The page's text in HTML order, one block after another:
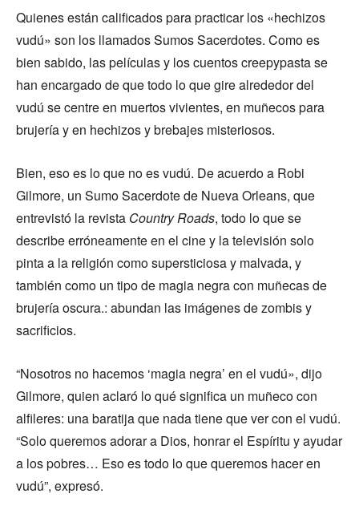
Quienes están calificados para practicar los «hechizos
vudú» son los llamados Sumos Sacerdotes. Como es
bien sabido, las películas y los cuentos creepypasta se
han encargado de que todo lo que gire alrededor del
vudú se centre en muertos vivientes, en muñecos para
brujería y en hechizos y brebajes misteriosos.
Bien, eso es lo que no es vudú. De acuerdo a Robi
Gilmore, un Sumo Sacerdote de Nueva Orleans, que
entrevistó la revista Country Roads, todo lo que se
describe erróneamente en el cine y la televisión solo
pinta a la religión como supersticiosa y malvada, y
también como un tipo de magia negra con muñecas de
brujería oscura.: abundan las imágenes de zombis y
sacrificios.
“Nosotros no hacemos ‘magia negra’ en el vudú», dijo
Gilmore, quien aclaró lo qué significa un muñeco con
alfileres: una baratija que nada tiene que ver con el vudú.
“Solo queremos adorar a Dios, honrar el Espíritu y ayudar
a los pobres… Eso es todo lo que queremos hacer en
vudú”, expresó.